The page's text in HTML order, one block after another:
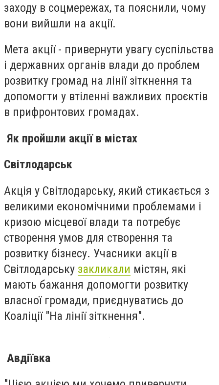
заходу в соцмережах, та пояснили, чому
вони вийшли на акції.
Мета акції - привернути увагу суспільства
і державних органів влади до проблем
розвитку громад на лінії зіткнення та
допомогти у втіленні важливих проєктів
в прифронтових громадах.
Як пройшли акції в містах
Світлодарськ
Акція у Світлодарську, який стикається з
великими економічними проблемами і
кризою місцевої влади та потребує
створення умов для створення та
розвитку бізнесу. Учасники акції в
Світлодарську закликали містян, які
мають бажання допомогти розвитку
власної громади, приєднуватись до
Коаліції "На лінії зіткнення".
Авдіївка